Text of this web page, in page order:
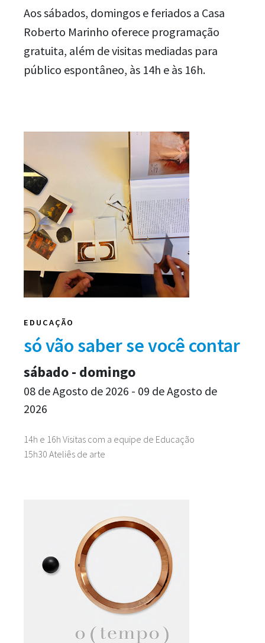
Aos sábados, domingos e feriados a Casa
Roberto Marinho oferece programação
gratuita, além de visitas mediadas para
público espontâneo, às 14h e às 16h.
EDUCAÇÃO
só vão saber se você contar
14h e 16h Visitas com a equipe de Educação
15h30 Ateliês de arte
sábado - domingo
08 de Agosto de 2026 - 09 de Agosto de
2026